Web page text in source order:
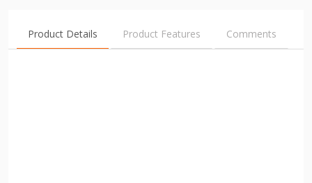
Product Details Product Features Comments